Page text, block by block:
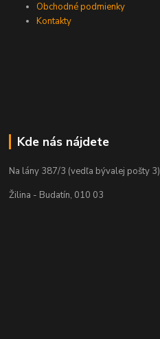
Obchodné podmienky
Kontakty
Kde nás nájdete
Na lány 387/3 (vedľa bývalej pošty 3)
Žilina - Budatín, 010 03